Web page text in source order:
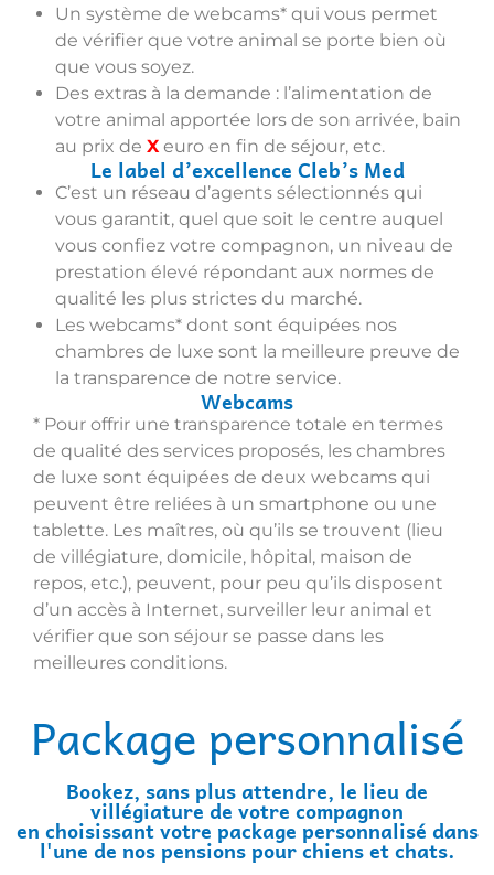
Un système de webcams* qui vous permet
de vérifier que votre animal se porte bien où
que vous soyez.
Des extras à la demande : l’alimentation de
votre animal apportée lors de son arrivée, bain
au prix de Xeuro en fin de séjour, etc.
Le label d’excellence Cleb’s Med
C’est un réseau d’agents sélectionnés qui
vous garantit, quel que soit le centre auquel
vous confiez votre compagnon, un niveau de
prestation élevé répondant aux normes de
qualité les plus strictes du marché.
Les webcams* dont sont équipées nos
chambres de luxe sont la meilleure preuve de
la transparence de notre service.
Webcams
* Pour offrir une transparence totale en termes
de qualité des services proposés, les chambres
de luxe sont équipées de deux webcams qui
peuvent être reliées à un smartphone ou une
tablette. Les maîtres, où qu’ils se trouvent (lieu
de villégiature, domicile, hôpital, maison de
repos, etc.), peuvent, pour peu qu’ils disposent
d’un accès à Internet, surveiller leur animal et
vérifier que son séjour se passe dans les
meilleures conditions.
Package personnalisé
Bookez, sans plus attendre, le lieu de
villégiature de votre compagnon
en choisissant votre package personnalisé dans
l'une de nos pensions pour chiens et chats.